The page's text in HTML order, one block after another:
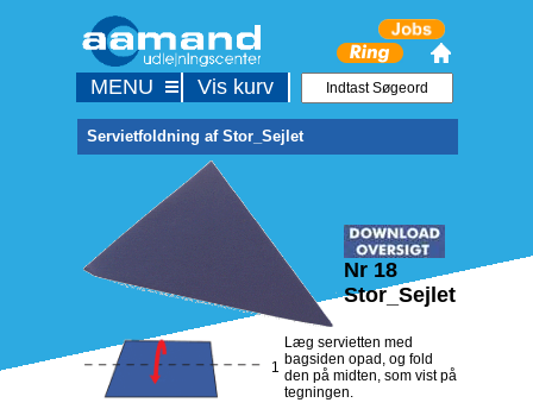
Servietfoldning af Stor_Sejlet
Nr 18
Stor_Sejlet
1
Læg servietten med
bagsiden opad, og fold
den på midten, som vist på
tegningen.
MENU Vis kurv